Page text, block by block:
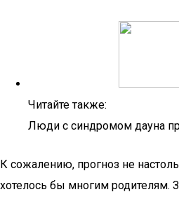
Читайте также:
Люди с синдромом дауна
К сожалению, прогноз не
хотелось бы многим родителям.